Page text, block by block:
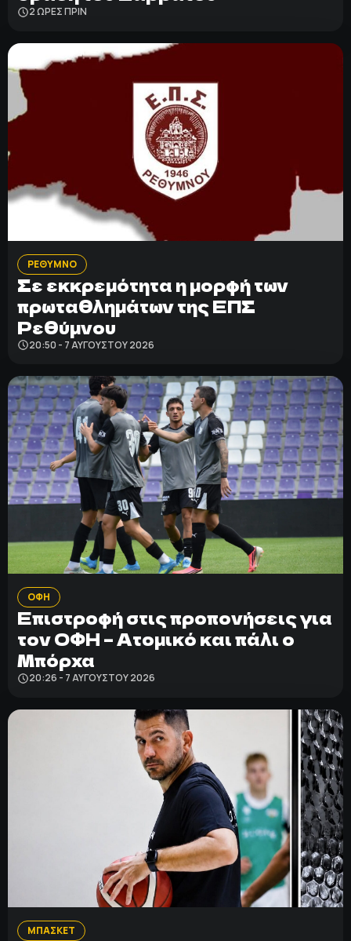
2 ΩΡΕΣ ΠΡΙΝ
ΡΕΘΥΜΝΟ
Σε εκκρεμότητα η μορφή των
πρωταθλημάτων της ΕΠΣ
Ρεθύμνου
20:50 - 7 ΑΥΓΟΎΣΤΟΥ 2026
ΟΦΗ
Επιστροφή στις προπονήσεις για
τον ΟΦΗ – Ατομικό και πάλι ο
Μπόρχα
20:26 - 7 ΑΥΓΟΎΣΤΟΥ 2026
ΜΠΑΣΚΕΤ